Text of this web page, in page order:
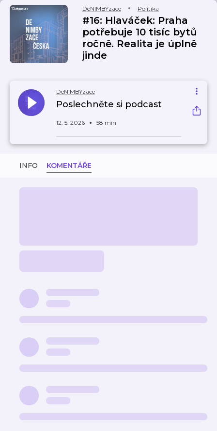
DeNIMBYzace Politika
#16: Hlaváček: Praha
potřebuje 10 tisíc bytů
ročně. Realita je úplně
jinde
DeNIMBYzace
Poslechněte si podcast
12. 5. 2026 58 min
INFO KOMENTÁŘE